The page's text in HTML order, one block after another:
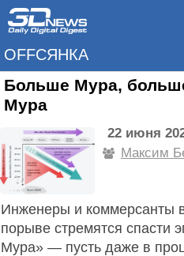
OFFСЯНКА
Больше Мура,
Мура
22 июня
Максим
Инженеры и коммерсанты
порыве стремятся спасти
Мура» — пусть даже в